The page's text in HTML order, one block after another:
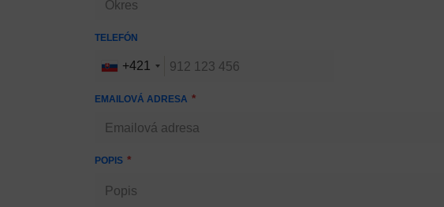
TELEFÓN
+421
EMAILOVÁ ADRESA
POPIS